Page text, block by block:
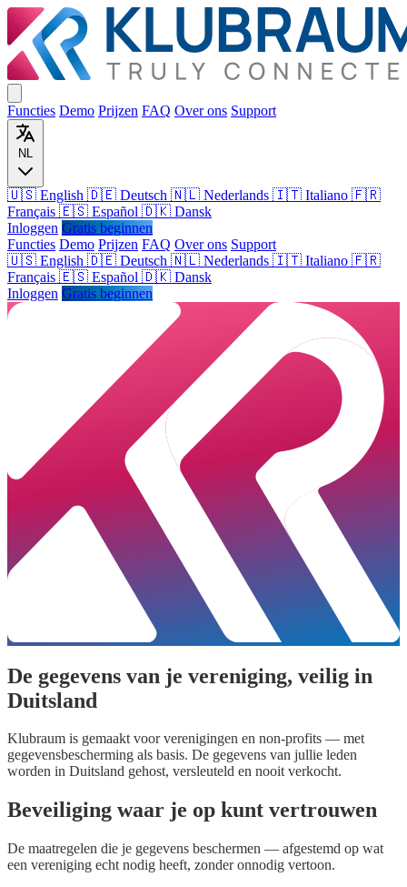
Functies Demo Prijzen FAQ Over ons Support
NL
🇺🇸 English 🇩🇪 Deutsch 🇳🇱 Nederlands 🇮🇹 Italiano 🇫🇷
Français 🇪🇸 Español 🇩🇰 Dansk
Inloggen Gratis beginnen
Functies Demo Prijzen FAQ Over ons Support
🇺🇸 English 🇩🇪 Deutsch 🇳🇱 Nederlands 🇮🇹 Italiano 🇫🇷
Français 🇪🇸 Español 🇩🇰 Dansk
Inloggen Gratis beginnen
De gegevens van je vereniging, veilig in
Duitsland
Klubraum is gemaakt voor verenigingen en non-profits — met
gegevensbescherming als basis. De gegevens van jullie leden
worden in Duitsland gehost, versleuteld en nooit verkocht.
Beveiliging waar je op kunt vertrouwen
De maatregelen die je gegevens beschermen — afgestemd op wat
een vereniging echt nodig heeft, zonder onnodig vertoon.